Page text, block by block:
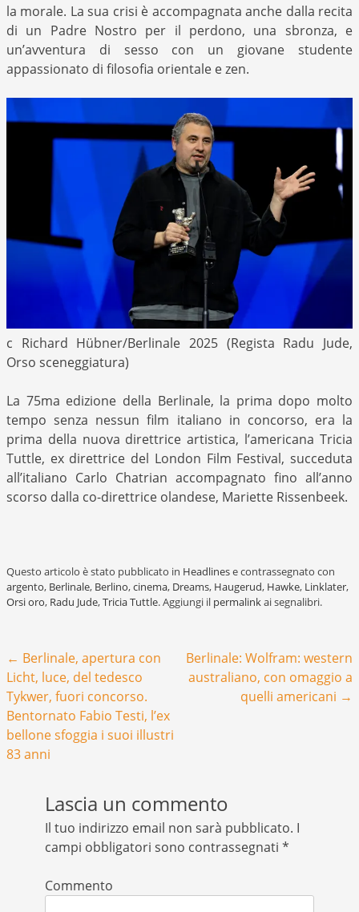
la morale. La sua crisi è accompagnata anche dalla recita
di un Padre Nostro per il perdono, una sbronza, e
un’avventura di sesso con un giovane studente
appassionato di filosofia orientale e zen.
c Richard Hübner/Berlinale 2025 (Regista Radu Jude,
Orso sceneggiatura)
La 75ma edizione della Berlinale, la prima dopo molto
tempo senza nessun film italiano in concorso, era la
prima della nuova direttrice artistica, l’americana Tricia
Tuttle, ex direttrice del London Film Festival, succeduta
all’italiano Carlo Chatrian accompagnato fino all’anno
scorso dalla co-direttrice olandese, Mariette Rissenbeek.
Questo articolo è stato pubblicato in Headlinese contrassegnato con
argento, Berlinale, Berlino,cinema, Dreams, Haugerud, Hawke, Linklater,
Orsi oro, Radu Jude,Tricia Tuttle. Aggiungi il permalinkai segnalibri.
Navigazione articoli
← Berlinale, apertura con
Licht, luce, del tedesco
Tykwer, fuori concorso.
Bentornato Fabio Testi, l’ex
bellone sfoggia i suoi illustri
83 anni
Berlinale: Wolfram: western
australiano, con omaggio a
quelli americani →
Lascia un commento
Il tuo indirizzo email non sarà pubblicato. I
campi obbligatori sono contrassegnati *
Commento